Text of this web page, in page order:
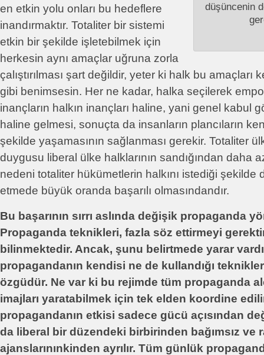
düşüncenin
en etkin yolu onları bu hedeflere
inandırmaktır. Totaliter bir sistemi
etkin bir şekilde işletebilmek için
herkesin aynı amaçlar uğruna zorla
çalıştırılması şart değildir, yeter ki halk bu amaçları
gibi benimsesin. Her ne kadar, halka seçilerek
inançların halkın inançları haline, yani genel kabul
haline gelmesi, sonuçta da insanların plancıların
şekilde yaşamasının sağlanması gerekir. Totaliter
duygusu liberal ülke halklarının sandığından daha
nedeni totaliter hükümetlerin halkını istediği şekilde
etmede büyük oranda başarılı olmasındandır.
Bu başarının sırrı aslında değişik propaganda
Propaganda teknikleri, fazla söz ettirmeyi
bilinmektedir. Ancak, şunu belirtmede yarar
propagandanın kendisi ne de kullandığı
özgüdür. Ne var ki bu rejimde tüm propaganda
imajları yaratabilmek için tek elden koordine
propagandanın etkisi sadece gücü açısından
da liberal bir düzendeki birbirinden bağımsız ve
ajanslarınınkinden ayrılır. Tüm günlük